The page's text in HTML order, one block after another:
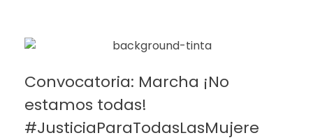
Convocatoria: Marcha ¡No
estamos todas!
#JusticiaParaTodasLasMujere